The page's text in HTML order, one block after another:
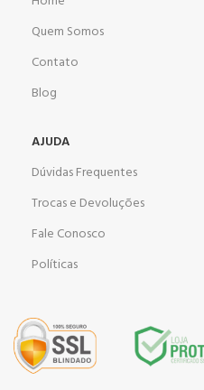
Quem Somos
Contato
Blog
AJUDA
Dúvidas Frequentes
Trocas e Devoluções
Fale Conosco
Políticas